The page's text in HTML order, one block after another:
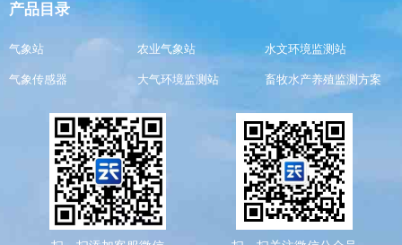
产品目录
气象站 农业气象站 水文环境监测站
气象传感器 大气环境监测站 畜牧水产养殖监测方案